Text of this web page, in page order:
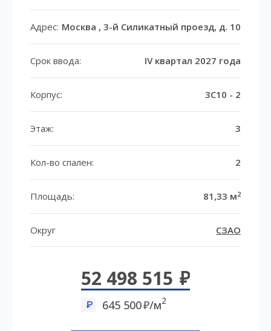
Адрес: Москва , 3-й Силикатный проезд, д. 10
Срок ввода: IV квартал 2027 года
Корпус: 3С10 - 2
Этаж: 3
Кол-во спален: 2
Площадь: 81,33 м2
Округ СЗАО
52 498 515
645 500 /м2